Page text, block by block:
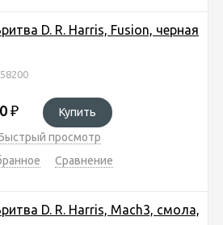
D. R. Harris, Fusion, черная
₽
Купить
просмотр
Сравнение
D. R. Harris, Mach3, смола,